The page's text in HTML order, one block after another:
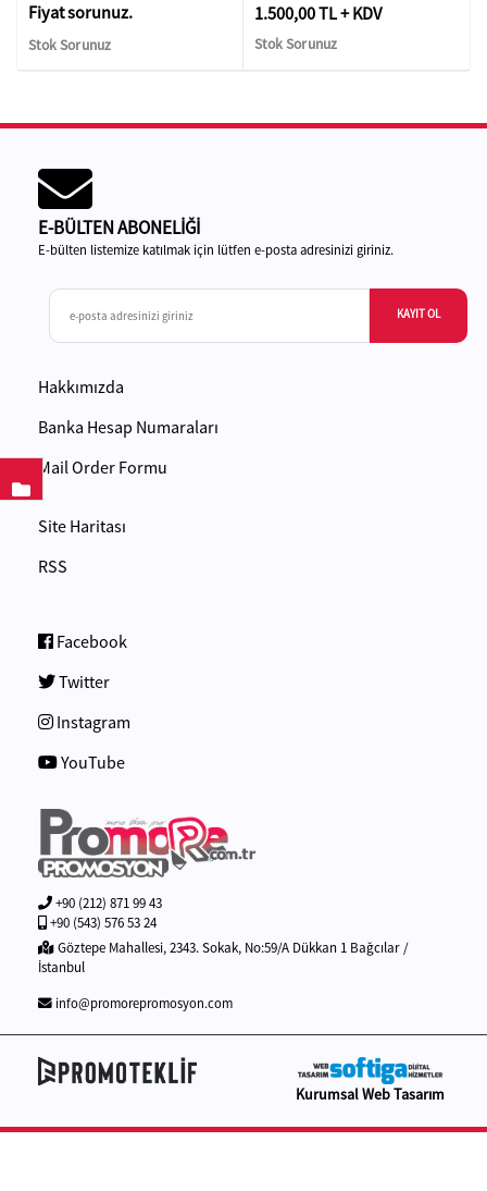
Fiyat sorunuz.
Stok Sorunuz
1.500,00 TL + KDV
Stok Sorunuz
E-BÜLTEN ABONELİĞİ
E-bülten listemize katılmak için lütfen e-posta adresinizi giriniz.
KAYIT OL
Hakkımızda
Banka Hesap Numaraları
Mail Order Formu
Site Haritası
RSS
Facebook
Twitter
Instagram
YouTube
+90 (212) 871 99 43
+90 (543) 576 53 24
Göztepe Mahallesi, 2343. Sokak, No:59/A Dükkan 1 Bağcılar /
İstanbul
info@promorepromosyon.com
Kurumsal Web Tasarım